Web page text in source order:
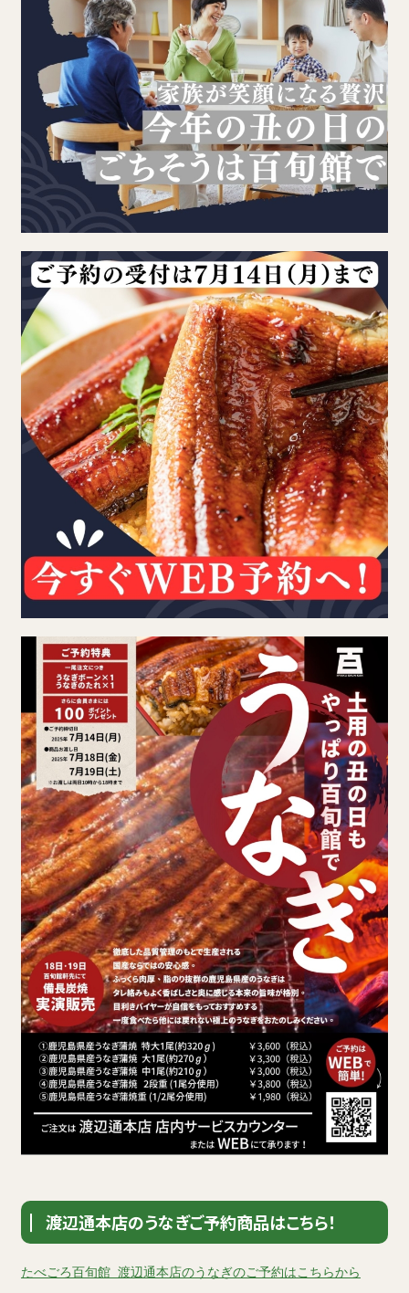
渡辺通本店のうなぎご予約商品はこちら！
たべごろ百旬館 渡辺通本店のうなぎのご予約はこちらから